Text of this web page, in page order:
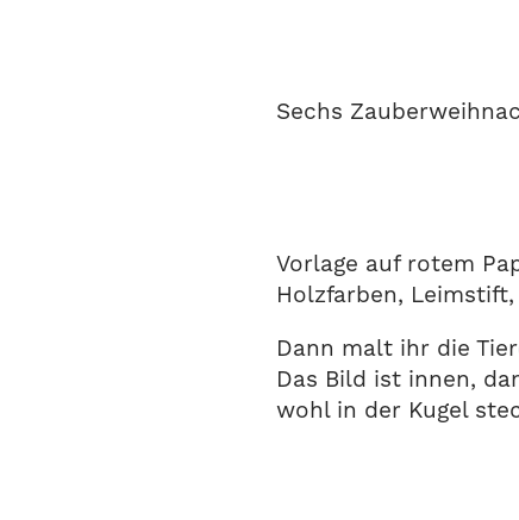
Sechs
Vorlage auf rotem
Holzfarben,
Dann malt ihr die
Das Bild ist innen,
wohl in der Kugel